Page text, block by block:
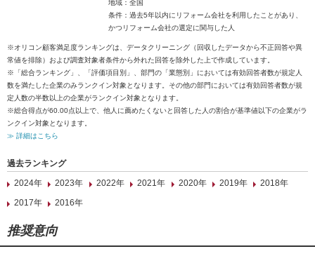
地域：全国
条件：過去5年以内にリフォーム会社を利用したことがあり、
かつリフォーム会社の選定に関与した人
※オリコン顧客満足度ランキングは、データクリーニング（回収したデータから不正回答や異
常値を排除）および調査対象者条件から外れた回答を除外した上で作成しています。
※「総合ランキング」、「評価項目別」、部門の「業態別」においては有効回答者数が規定人
数を満たした企業のみランクイン対象となります。その他の部門においては有効回答者数が規
定人数の半数以上の企業がランクイン対象となります。
※総合得点が60.00点以上で、他人に薦めたくないと回答した人の割合が基準値以下の企業がラ
ンクイン対象となります。
≫ 詳細はこちら
過去ランキング
2024年
2023年 2022年 2021年 2020年 2019年
2018年
2017年
2016年
推奨意向